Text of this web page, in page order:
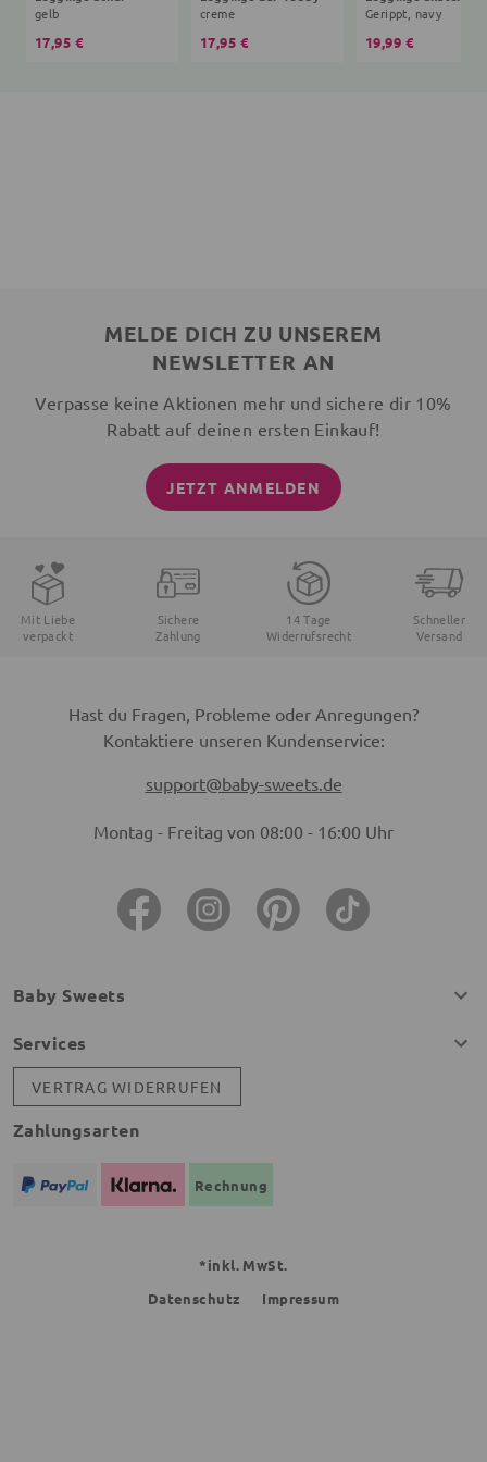
gelb
17,95 €
creme
17,95 €
Gerippt, navy
19,99 €
MELDE DICH ZU UNSEREM
NEWSLETTER AN
Verpasse keine Aktionen mehr und sichere dir 10%
Rabatt auf deinen ersten Einkauf!
JETZT ANMELDEN
Mit Liebe
verpackt
Sichere
Zahlung
14 Tage
Widerrufsrecht
Schneller
Versand
Hast du Fragen, Probleme oder Anregungen?
Kontaktiere unseren Kundenservice:
support@baby-sweets.de
Montag - Freitag von 08:00 - 16:00 Uhr
Baby Sweets
Services
VERTRAG WIDERRUFEN
Zahlungsarten
Rechnung
*inkl. MwSt.
Datenschutz
Impressum